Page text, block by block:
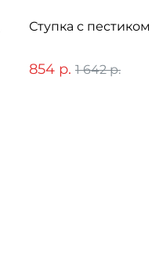
Ступка с
854 р. 1 642 р.